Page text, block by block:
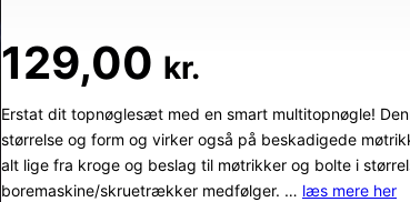
129,00 kr.
Erstat dit topnøglesæt med en smart multitopnøgle!
størrelse og form og virker også på beskadigede
alt lige fra kroge og beslag til møtrikker og bolte i
boremaskine/skruetrækker medfølger. … læs mere her